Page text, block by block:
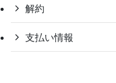
解約
支払い情報